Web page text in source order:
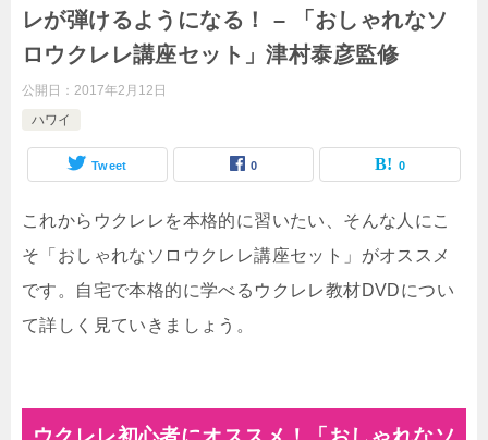
レが弾けるようになる！ – 「おしゃれなソ
ロウクレレ講座セット」津村泰彦監修
公開日： 2017年2月12日
ハワイ
Tweet 0 0
これからウクレレを本格的に習いたい、そんな人にこ
そ「おしゃれなソロウクレレ講座セット」がオススメ
です。自宅で本格的に学べるウクレレ教材DVDについ
て詳しく見ていきましょう。